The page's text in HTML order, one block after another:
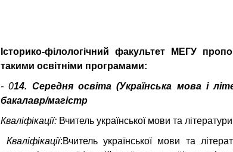
Історико-філологічний факультет МЕГУ
такими освітніми програмами:
- 014. Середня освіта (Українська мова і
бакалавр/магістр
Кваліфікації: Вчитель української мови та
Кваліфікації:Вчитель української мови та